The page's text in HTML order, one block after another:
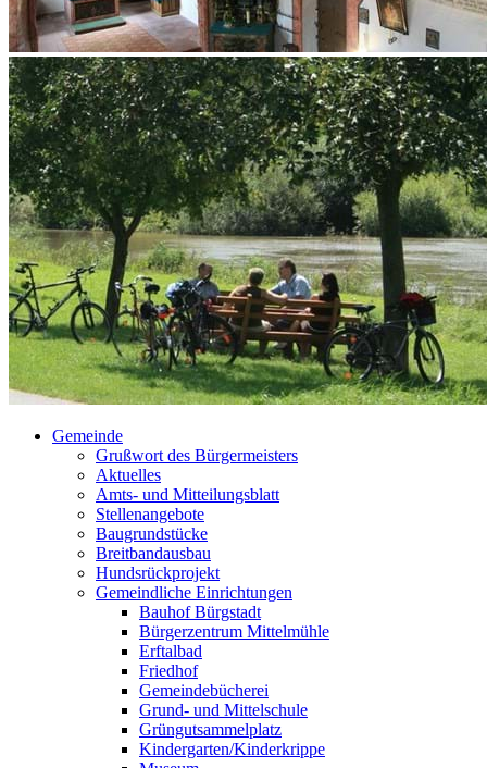
Gemeinde
Grußwort des Bürgermeisters
Aktuelles
Amts- und Mitteilungsblatt
Stellenangebote
Baugrundstücke
Breitbandausbau
Hundsrückprojekt
Gemeindliche Einrichtungen
Bauhof Bürgstadt
Bürgerzentrum Mittelmühle
Erftalbad
Friedhof
Gemeindebücherei
Grund- und Mittelschule
Grüngutsammelplatz
Kindergarten/Kinderkrippe